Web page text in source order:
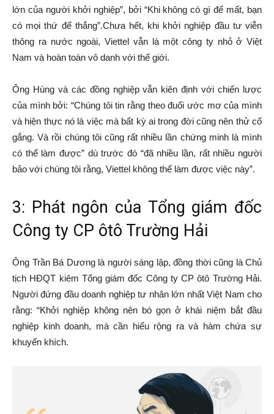
lớn của người khởi nghiệp”, bởi “Khi không có gì để mất, bạn
có mọi thứ để thắng”.Chưa hết, khi khởi nghiệp đầu tư viễn
thông ra nước ngoài, Viettel vẫn là một công ty nhỏ ở Việt
Nam và hoàn toàn vô danh với thế giới.
Ông Hùng và các đồng nghiệp vẫn kiên định với chiến lược
của mình bởi: “Chúng tôi tin rằng theo đuổi ước mơ của mình
và hiện thực nó là việc mà bất kỳ ai trong đời cũng nên thử cố
gắng. Và rồi chúng tôi cũng rất nhiều lần chứng minh là mình
có thể làm được” dù trước đó “đã nhiều lần, rất nhiều người
bảo với chúng tôi rằng, Viettel không thể làm được việc này”.
3: Phát ngôn của Tổng giám đốc
Công ty CP ôtô Trường Hải
Ông Trần Bá Dương là người sáng lập, đồng thời cũng là Chủ
tịch HĐQT kiêm Tổng giám đốc Công ty CP ôtô Trường Hải.
Người đứng đầu doanh nghiệp tư nhân lớn nhất Việt Nam cho
rằng: “Khởi nghiệp không nên bó gọn ở khái niệm bắt đầu
nghiệp kinh doanh, mà cần hiểu rộng ra và hàm chứa sự
khuyến khích.